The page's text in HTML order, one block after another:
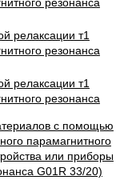
с помощью
парамагнитного
или приборы
G01R 33/20)